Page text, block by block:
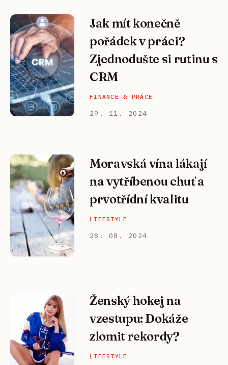
Jak mít konečně
pořádek v práci?
Zjednodušte si rutinu s
CRM
FINANCE & PRÁCE
29. 11. 2024
Moravská vína lákají
na vytříbenou chuť a
prvotřídní kvalitu
LIFESTYLE
28. 08. 2024
Ženský hokej na
vzestupu: Dokáže
zlomit rekordy?
LIFESTYLE